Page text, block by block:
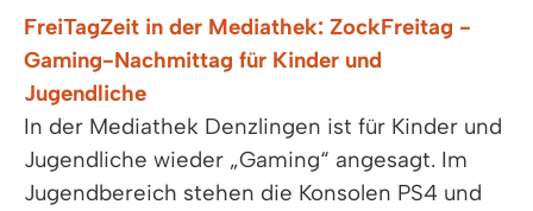
FreiTagZeit in der Mediathek: ZockFreitag -
Gaming-Nachmittag für Kinder und
Jugendliche
In der Mediathek Denzlingen ist für Kinder und
Jugendliche wieder „Gaming“ angesagt. Im
Jugendbereich stehen die Konsolen PS4 und